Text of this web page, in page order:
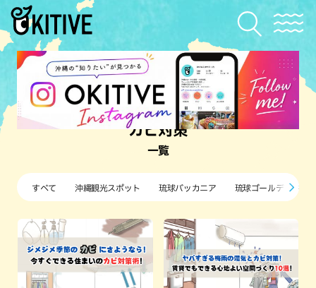
カビ対策
一覧
すべて 沖縄観光スポット 琉球バッカニア 琉球ゴールデンキン